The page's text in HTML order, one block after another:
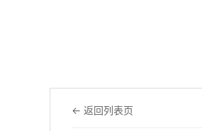
← 返回列表页